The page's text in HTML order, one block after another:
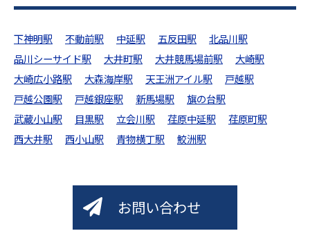
下神明駅 不動前駅 中延駅 五反田駅
北品川駅
品川シーサイド駅
大井町駅 大井競馬場前駅
大崎駅
大崎広小路駅
大森海岸駅 天王洲アイル駅
戸越駅
戸越公園駅
戸越銀座駅 新馬場駅
旗の台駅
武蔵小山駅
目黒駅 立会川駅 荏原中延駅
荏原町駅
西大井駅
西小山駅 青物横丁駅 鮫洲駅
お問い合わせ